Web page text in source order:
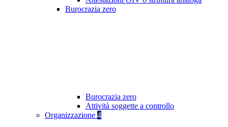
Burocrazia zero
Burocrazia zero
Attività soggette a controllo
Organizzazione 4